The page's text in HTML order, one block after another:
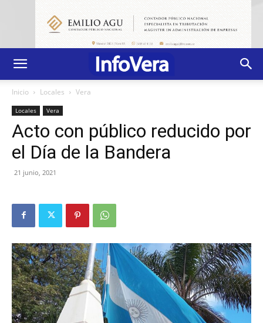
Inicio Locales Vera
Locales Vera
Acto con público reducido por
el Día de la Bandera
21 junio, 2021